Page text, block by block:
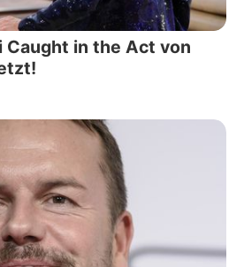
Caught in the Act von